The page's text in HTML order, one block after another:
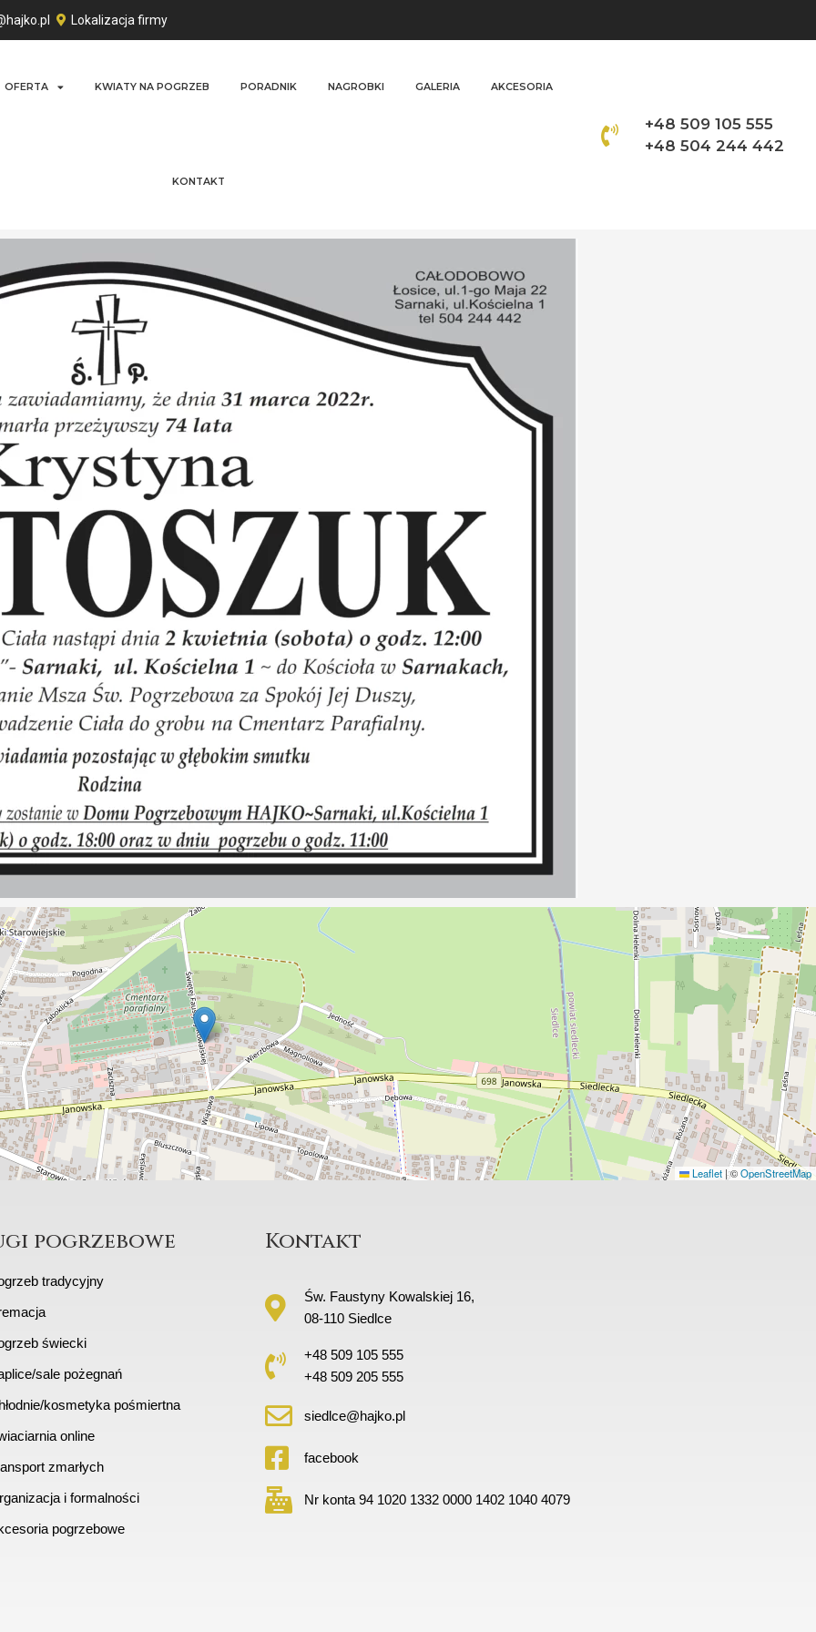
Lokalizacja firmy
OFERTA KWIATY NA POGRZEB PORADNIK NAGROBKI GALERIA AKCESORIA
KONTAKT
+48 509 105 555
+48 504 244 442
Leaflet |©OpenStreetMap
pogrzebowe
tradycyjny
świecki
sale pożegnań
kosmetyka pośmiertna
online
zmarłych
i formalności
pogrzebowe
Kontakt
Św. Faustyny Kowalskiej 16,
08-110 Siedlce
+48 509 105 555
+48 509 205 555
siedlce@hajko.pl
facebook
Nr konta 94 1020 1332 0000 1402 1040 4079